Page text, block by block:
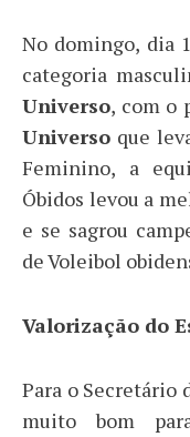
No domingo, dia
categoria
Universo, com o
Universo que
Feminino, a
Óbidos levou a
e se sagrou
de Voleibol
Valorização do
Para o Secretário
muito bom